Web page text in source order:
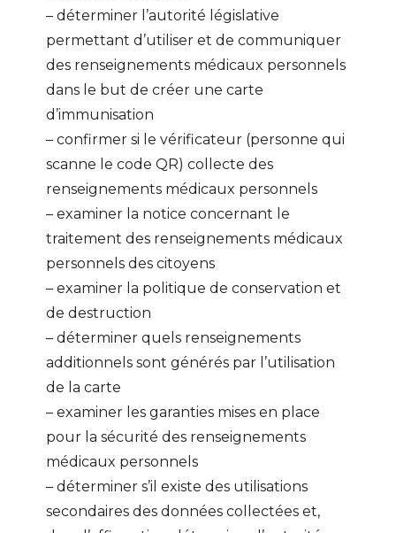
– déterminer l’autorité législative
permettant d’utiliser et de communiquer
des renseignements médicaux personnels
dans le but de créer une carte
d’immunisation
– confirmer si le vérificateur (personne qui
scanne le code QR) collecte des
renseignements médicaux personnels
– examiner la notice concernant le
traitement des renseignements médicaux
personnels des citoyens
– examiner la politique de conservation et
de destruction
– déterminer quels renseignements
additionnels sont générés par l’utilisation
de la carte
– examiner les garanties mises en place
pour la sécurité des renseignements
médicaux personnels
– déterminer s’il existe des utilisations
secondaires des données collectées et,